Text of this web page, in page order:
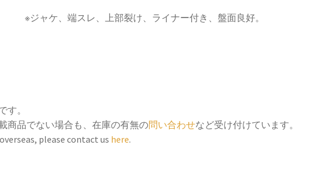
※ジャケ、端スレ、上部裂け、ライナー付き、盤面良好。
す。
商品でない場合も、在庫の有無の問い合わせなど受け付けています。
please contact us here.